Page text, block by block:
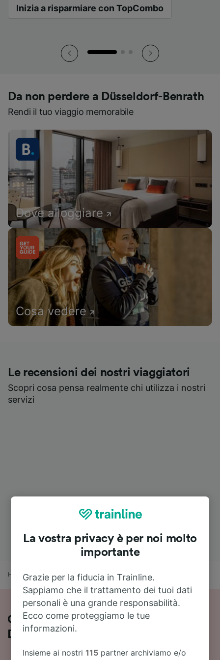
Inizia a risparmiare con TopCombo
Inizia a risparmiare con TopCombo
Inizia a risparmiare con TopCombo
Da non perdere a Düsseldorf-Benrath
Rendi il tuo viaggio memorabile
Dove alloggiare
Cosa vedere
Le recensioni dei nostri viaggiatori
Scopri cosa pensa realmente chi utilizza i nostri
servizi
Home Orari treni Horrem a Düsseldorf-Benrath
Orari e prezzi dei treni da Horrem a
Düsseldorf-Benrath
La vostra privacy è per noi molto
importante
Grazie per la fiducia in Trainline.
Sappiamo che il trattamento dei tuoi dati
personali è una grande responsabilità.
Ecco come proteggiamo le tue
informazioni.
Insieme ai nostri115 partner archiviamo e/o